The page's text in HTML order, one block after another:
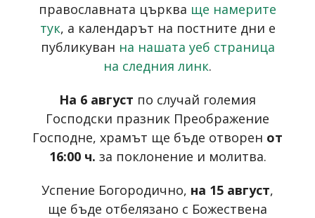
православната църква ще намерите
тук, а календарът на постните дни е
публикуван на нашата уеб страница
на следния линк.
На 6 август по случай големия
Господски празник Преображение
Господне, храмът ще бъде отворен от
16:00 ч. за поклонение и молитва.
Успение Богородично, на 15 август,
ще бъде отбелязано с Божествена